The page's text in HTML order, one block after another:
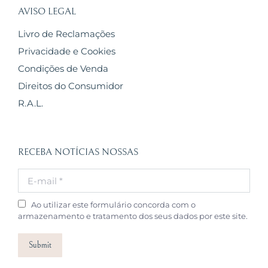
AVISO LEGAL
Livro de Reclamações
Privacidade e Cookies
Condições de Venda
Direitos do Consumidor
R.A.L.
RECEBA NOTÍCIAS NOSSAS
Ao utilizar este formulário concorda com o
armazenamento e tratamento dos seus dados por este site.
Submit